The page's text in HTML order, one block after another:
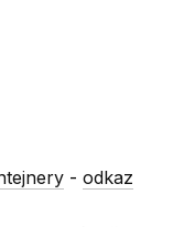
-odkaz